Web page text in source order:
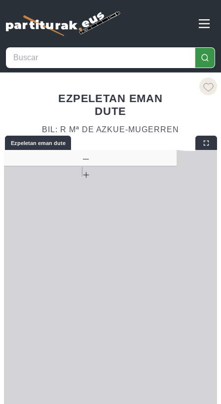
EZPELETAN EMAN
DUTE
BIL: R Mª DE AZKUE-MUGERREN
Ezpeletan eman dute